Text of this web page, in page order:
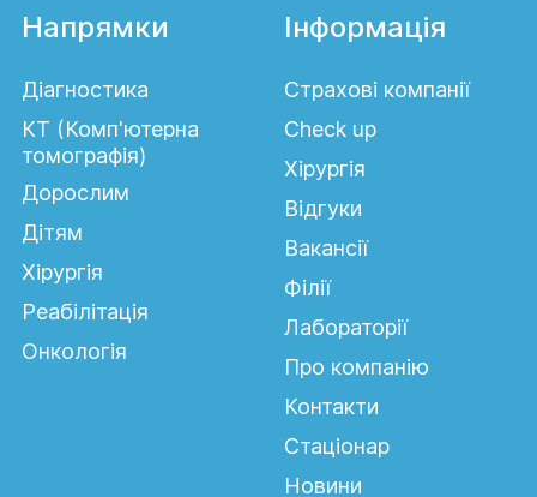
Напрямки
Діагностика
КТ (Комп'ютерна
томографія)
Дорослим
Дітям
Хірургія
Реабілітація
Онкологія
Інформація
Страхові компанії
Сheck up
Хірургія
Відгуки
Вакансії
Філії
Лабораторії
Про компанію
Контакти
Стаціонар
Новини